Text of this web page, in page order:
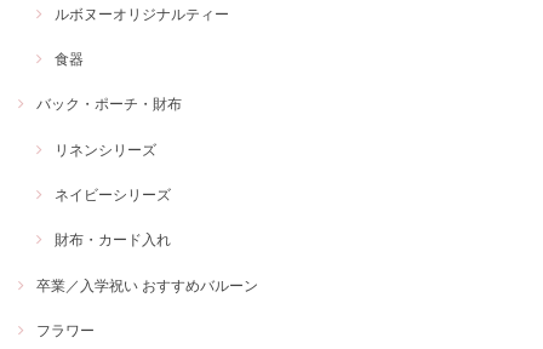
ルボヌーオリジナルティー
食器
バック・ポーチ・財布
リネンシリーズ
ネイビーシリーズ
財布・カード入れ
卒業／入学祝い おすすめバルーン
フラワー